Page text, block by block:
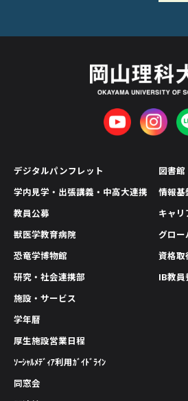
デジタルパンフレット
学内見学・出張講義・中高大連携
教員公募
獣医学教育病院
恐竜学博物館
研究・社会連携部
図書館
情報基
キャ
グロー
資格取
IB教員
施設・サービス
学年暦
厚生施設営業日程
ｿｰｼｬﾙﾒﾃﾞｨｱ利用ｶﾞｲﾄﾞﾗｲﾝ
同窓会